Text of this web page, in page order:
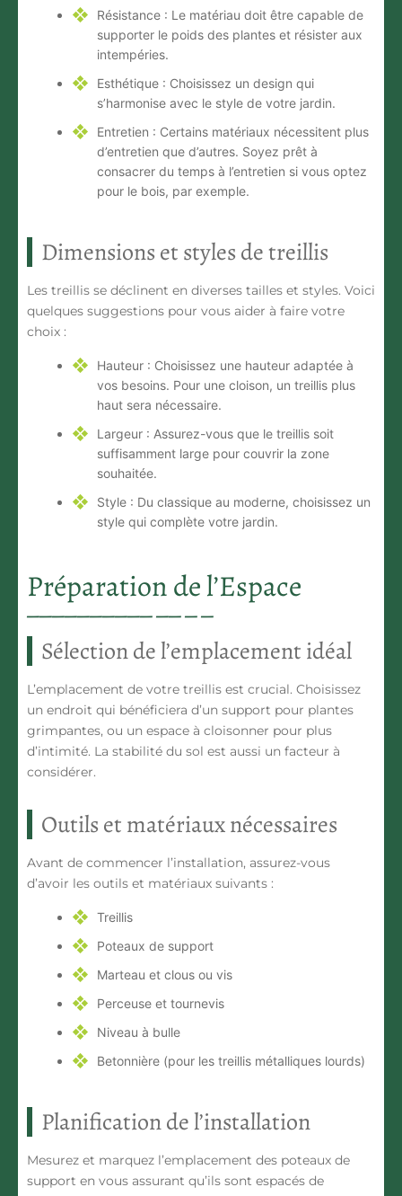
Résistance : Le matériau doit être capable de
supporter le poids des plantes et résister aux
intempéries.
Esthétique : Choisissez un design qui
s’harmonise avec le style de votre jardin.
Entretien : Certains matériaux nécessitent plus
d’entretien que d’autres. Soyez prêt à
consacrer du temps à l’entretien si vous optez
pour le bois, par exemple.
Dimensions et styles de treillis
Les treillis se déclinent en diverses tailles et styles. Voici
quelques suggestions pour vous aider à faire votre
choix :
Hauteur : Choisissez une hauteur adaptée à
vos besoins. Pour une cloison, un treillis plus
haut sera nécessaire.
Largeur : Assurez-vous que le treillis soit
suffisamment large pour couvrir la zone
souhaitée.
Style : Du classique au moderne, choisissez un
style qui complète votre jardin.
Préparation de l’Espace
Sélection de l’emplacement idéal
L’emplacement de votre treillis est crucial. Choisissez
un endroit qui bénéficiera d’un support pour plantes
grimpantes, ou un espace à cloisonner pour plus
d’intimité. La stabilité du sol est aussi un facteur à
considérer.
Outils et matériaux nécessaires
Avant de commencer l’installation, assurez-vous
d’avoir les outils et matériaux suivants :
Treillis
Poteaux de support
Marteau et clous ou vis
Perceuse et tournevis
Niveau à bulle
Betonnière (pour les treillis métalliques lourds)
Planification de l’installation
Mesurez et marquez l’emplacement des poteaux de
support en vous assurant qu’ils sont espacés de